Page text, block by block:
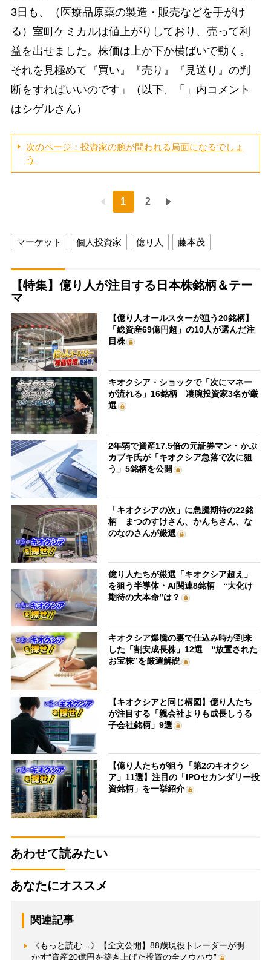
3日も、（医療品原薬の製造・販売などを手がけ
る）室町ケミカルは値上がりしており、売って利
益を出せました。株価は上か下か横ばいで動く。
それを見極めて『買い』『売り』『見送り』の判
断をすればいいのです」（以下、「」内コメント
はシゲルさん）
次のページ：投資家の腕が問われる局面になるでしょ
う
1 2
マーケット 個人投資家 億り人 藤本茂
【特集】億り人が注目する日本株銘柄＆テー
マ
【億り人オールスターが狙う20銘柄】
「総資産69億円超」の10人が選んだ注
目株
キオクシア・ショックで「次にマネー
が流れる」16銘柄 凄腕投資家3名が厳
選
2年弱で資産17.5倍の元証券マン・かぶ
カブキ氏が「キオクシア急落で次に狙
う」5銘柄を公開
「キオクシアの次」に急騰期待の22銘
柄 まつのすけさん、かんちさん、な
のなのさんが厳選
億り人たちが厳選「キオクシア超え」
を狙う半導体・AI関連8銘柄 “大化け
期待の大本命”は？
キオクシア爆騰の裏で仕込み時が到来
した「割安成長株」12選 “放置された
お宝株”を厳選解説
【キオクシアと同じ構図】億り人たち
が注目する「親会社よりも成長しうる
子会社銘柄」9選
【億り人たちが狙う「第2のキオクシ
ア」11選】注目の「IPOセカンダリー投
資銘柄」を一挙紹介
あわせて読みたい
あなたにオススメ
関連記事
《もっと読む→》【全文公開】88歳現役トレーダーが明
かす“資産20億円を築き上げた投資の全ノウハウ”